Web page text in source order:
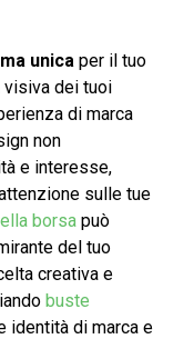
unicaper il tuo
visiva dei tuoi
di marca
non
e interesse,
sulle tue
borsapuò
del tuo
creativa e
buste
identità di marca e